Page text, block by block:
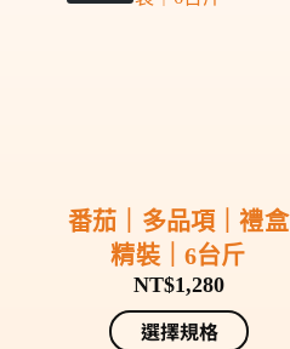
番茄｜多品項｜禮盒
精裝｜6台斤
NT$1,280
選擇規格